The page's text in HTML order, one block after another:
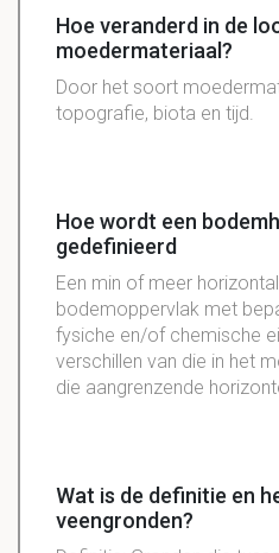
Hoe veranderd in de
moedermateriaal?
Door het soort
topografie, biota en tijd.
Hoe wordt een
gedefinieerd
Een min of meer
bodemoppervlak met
fysiche en/of chemische
verschillen van die in het
die aangrenzende
Wat is de definitie en
veengronden?